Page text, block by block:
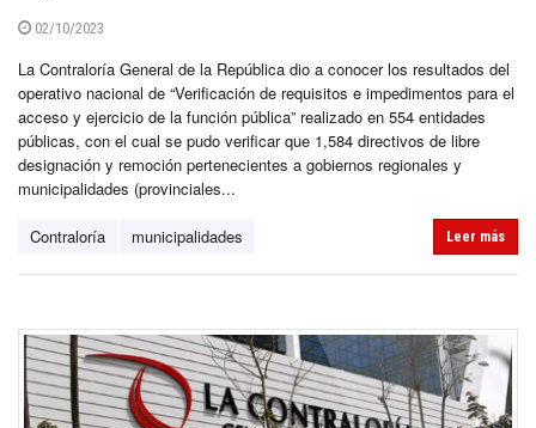
02/10/2023
La Contraloría General de la República dio a conocer los resultados del
operativo nacional de “Verificación de requisitos e impedimentos para el
acceso y ejercicio de la función pública” realizado en 554 entidades
públicas, con el cual se pudo verificar que 1,584 directivos de libre
designación y remoción pertenecientes a gobiernos regionales y
municipalidades (provinciales...
Contraloría municipalidades Leer más